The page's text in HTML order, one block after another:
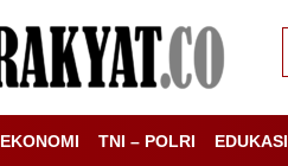
EKONOMI TNI – POLRI EDUKASI